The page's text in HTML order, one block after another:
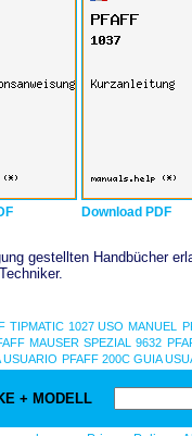
Download PDF
gestellten Handbücher
TIPMATIC 1027 USO MANUEL
MAUSER SPEZIAL 9632
USUARIO PFAFF 200C GUIA
+ MODELL